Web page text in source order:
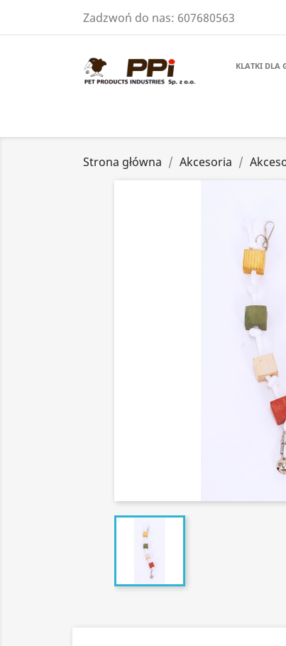
Zadzwoń do nas: 607680563
KLATKI DLA
Strona główna Akcesoria